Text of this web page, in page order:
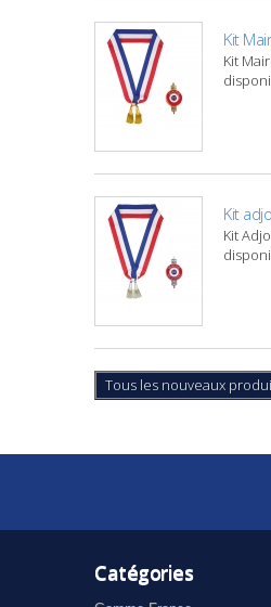
Kit
Kit
Kit
Kit
Tous les nouveaux
Catégories